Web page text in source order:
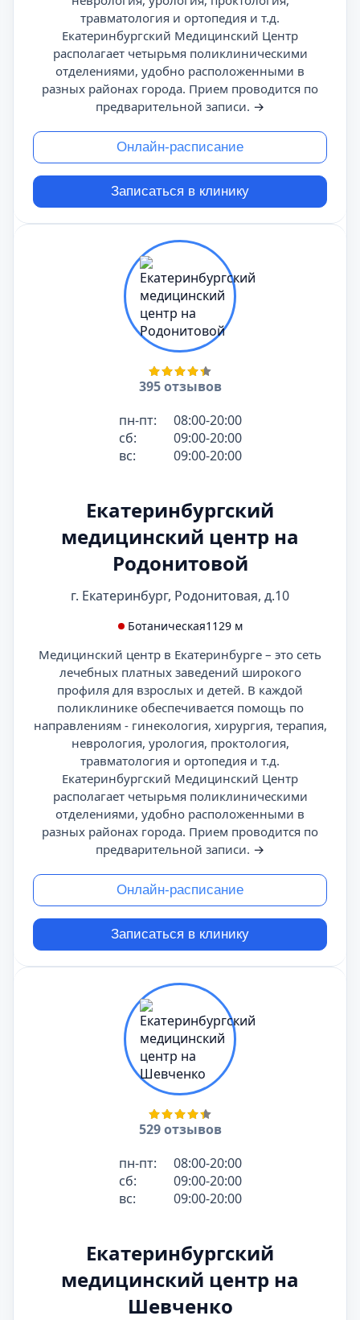
травматология и ортопедия и т.д.
Екатеринбургский Медицинский Центр
располагает четырьмя поликлиническими
отделениями, удобно расположенными в
разных районах города. Прием проводится по
предварительной записи. →
Онлайн-расписание
Записаться в клинику
395 отзывов
пн-пт:
08:00-20:00
сб:
09:00-20:00
вс:
09:00-20:00
Екатеринбургский
медицинский центр на
Родонитовой
г. Екатеринбург, Родонитовая, д.10
Ботаническая1129 м
Медицинский центр в Екатеринбурге – это сеть
лечебных платных заведений широкого
профиля для взрослых и детей. В каждой
поликлинике обеспечивается помощь по
направлениям - гинекология, хирургия, терапия,
неврология, урология, проктология,
травматология и ортопедия и т.д.
Екатеринбургский Медицинский Центр
располагает четырьмя поликлиническими
отделениями, удобно расположенными в
разных районах города. Прием проводится по
предварительной записи. →
Онлайн-расписание
Записаться в клинику
529 отзывов
пн-пт:
08:00-20:00
сб:
09:00-20:00
вс:
09:00-20:00
Екатеринбургский
медицинский центр на
Шевченко